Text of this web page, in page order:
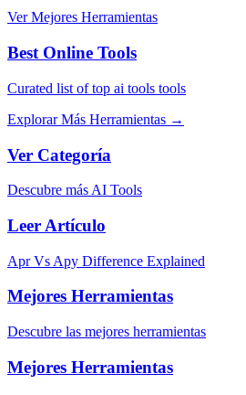
Ver Mejores Herramientas
Best Online Tools
Curated list of top ai tools tools
Explorar Más Herramientas →
Ver Categoría
Descubre más AI Tools
Leer Artículo
Apr Vs Apy Difference Explained
Mejores Herramientas
Descubre las mejores herramientas
Mejores Herramientas